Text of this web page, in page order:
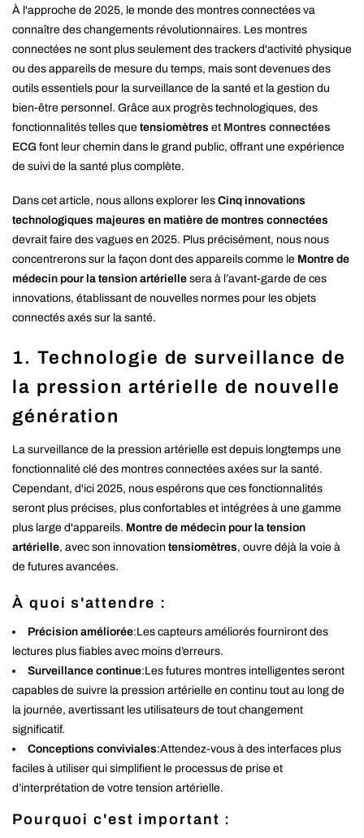
À l'approche de 2025, le monde des montres connectées va
connaître des changements révolutionnaires. Les montres
connectées ne sont plus seulement des trackers d'activité physique
ou des appareils de mesure du temps, mais sont devenues des
outils essentiels pour la surveillance de la santé et la gestion du
bien-être personnel. Grâce aux progrès technologiques, des
fonctionnalités telles que tensiomètres et Montres connectées
ECG font leur chemin dans le grand public, offrant une expérience
de suivi de la santé plus complète.
Dans cet article, nous allons explorer les Cinq innovations
technologiques majeures en matière de montres connectées
devrait faire des vagues en 2025. Plus précisément, nous nous
concentrerons sur la façon dont des appareils comme le Montre de
médecin pour la tension artérielle sera à l’avant-garde de ces
innovations, établissant de nouvelles normes pour les objets
connectés axés sur la santé.
1. Technologie de surveillance de
la pression artérielle de nouvelle
génération
La surveillance de la pression artérielle est depuis longtemps une
fonctionnalité clé des montres connectées axées sur la santé.
Cependant, d'ici 2025, nous espérons que ces fonctionnalités
seront plus précises, plus confortables et intégrées à une gamme
plus large d'appareils. Montre de médecin pour la tension
artérielle, avec son innovation tensiomètres, ouvre déjà la voie à
de futures avancées.
À quoi s'attendre :
Précision améliorée:Les capteurs améliorés fourniront des
lectures plus fiables avec moins d’erreurs.
Surveillance continue:Les futures montres intelligentes seront
capables de suivre la pression artérielle en continu tout au long de
la journée, avertissant les utilisateurs de tout changement
significatif.
Conceptions conviviales:Attendez-vous à des interfaces plus
faciles à utiliser qui simplifient le processus de prise et
d’interprétation de votre tension artérielle.
Pourquoi c'est important :